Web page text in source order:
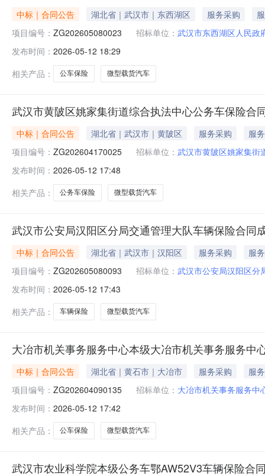
中标｜合同公告 湖北省｜武汉市｜东西湖区 服务采购
项目编号： ZG202605080023 招标单位： 武汉市东西湖区人民政
发布时间： 2026-05-12 18:29
相关产品：
公车保险 微型载货汽车
武汉市黄陂区姚家集街道综合执法中心公务车保险合
中标｜合同公告 湖北省｜武汉市｜黄陂区 服务采购
服务
项目编号： ZG202604170025 招标单位： 武汉市黄陂区姚家集街
发布时间： 2026-05-12 17:48
相关产品：
公务车保险 微型载货汽车
武汉市公安局汉阳区分局交通管理大队车辆保险合同
中标｜合同公告 湖北省｜武汉市｜汉阳区 服务采购
服务
项目编号： ZG202605080093 招标单位： 武汉市公安局汉阳区分
发布时间： 2026-05-12 17:43
相关产品：
车辆保险 微型载货汽车
大冶市机关事务服务中心本级大冶市机关事务服务中
中标｜合同公告 湖北省｜黄石市｜大冶市 服务采购
服务
项目编号： ZG202604090135 招标单位： 大冶市机关事务服务中
发布时间： 2026-05-12 17:42
相关产品：
公车保险 微型载货汽车
武汉市农业科学院本级公务车鄂AW52V3车辆保险合